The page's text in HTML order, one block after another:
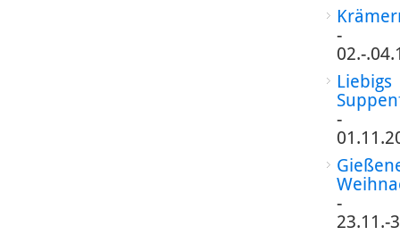
-
02.-
Liebigs
-
-
23.11.-